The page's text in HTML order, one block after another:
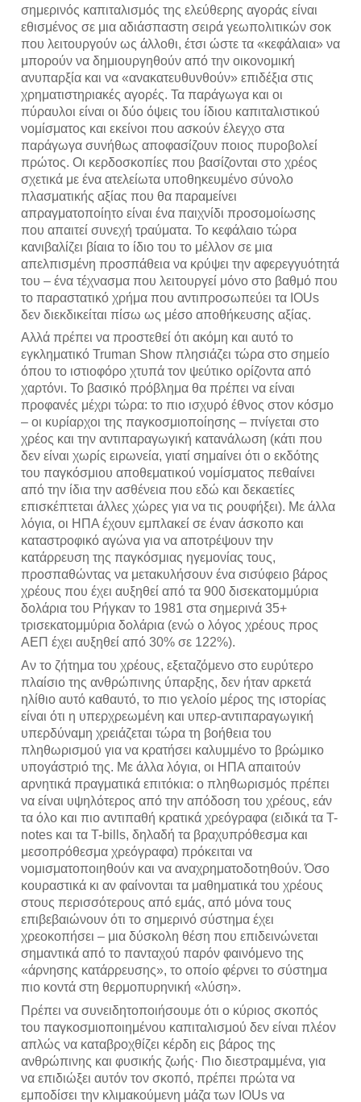
σημερινός καπιταλισμός της ελεύθερης αγοράς είναι
εθισμένος σε μια αδιάσπαστη σειρά γεωπολιτικών σοκ
που λειτουργούν ως άλλοθι, έτσι ώστε τα «κεφάλαια» να
μπορούν να δημιουργηθούν από την οικονομική
ανυπαρξία και να «ανακατευθυνθούν» επιδέξια στις
χρηματιστηριακές αγορές. Τα παράγωγα και οι
πύραυλοι είναι οι δύο όψεις του ίδιου καπιταλιστικού
νομίσματος και εκείνοι που ασκούν έλεγχο στα
παράγωγα συνήθως αποφασίζουν ποιος πυροβολεί
πρώτος. Οι κερδοσκοπίες που βασίζονται στο χρέος
σχετικά με ένα ατελείωτα υποθηκευμένο σύνολο
πλασματικής αξίας που θα παραμείνει
απραγματοποίητο είναι ένα παιχνίδι προσομοίωσης
που απαιτεί συνεχή τραύματα. Το κεφάλαιο τώρα
κανιβαλίζει βίαια το ίδιο του το μέλλον σε μια
απελπισμένη προσπάθεια να κρύψει την αφερεγγυότητά
του – ένα τέχνασμα που λειτουργεί μόνο στο βαθμό που
το παραστατικό χρήμα που αντιπροσωπεύει τα IOUs
δεν διεκδικείται πίσω ως μέσο αποθήκευσης αξίας.
Αλλά πρέπει να προστεθεί ότι ακόμη και αυτό το
εγκληματικό Truman Show πλησιάζει τώρα στο σημείο
όπου το ιστιοφόρο χτυπά τον ψεύτικο ορίζοντα από
χαρτόνι. Το βασικό πρόβλημα θα πρέπει να είναι
προφανές μέχρι τώρα: το πιο ισχυρό έθνος στον κόσμο
– οι κυρίαρχοι της παγκοσμιοποίησης – πνίγεται στο
χρέος και την αντιπαραγωγική κατανάλωση (κάτι που
δεν είναι χωρίς ειρωνεία, γιατί σημαίνει ότι ο εκδότης
του παγκόσμιου αποθεματικού νομίσματος πεθαίνει
από την ίδια την ασθένεια που εδώ και δεκαετίες
επισκέπτεται άλλες χώρες για να τις ρουφήξει). Με άλλα
λόγια, οι ΗΠΑ έχουν εμπλακεί σε έναν άσκοπο και
καταστροφικό αγώνα για να αποτρέψουν την
κατάρρευση της παγκόσμιας ηγεμονίας τους,
προσπαθώντας να μετακυλήσουν ένα σισύφειο βάρος
χρέους που έχει αυξηθεί από τα 900 δισεκατομμύρια
δολάρια του Ρήγκαν το 1981 στα σημερινά 35+
τρισεκατομμύρια δολάρια (ενώ ο λόγος χρέους προς
ΑΕΠ έχει αυξηθεί από 30% σε 122%).
Αν το ζήτημα του χρέους, εξεταζόμενο στο ευρύτερο
πλαίσιο της ανθρώπινης ύπαρξης, δεν ήταν αρκετά
ηλίθιο αυτό καθαυτό, το πιο γελοίο μέρος της ιστορίας
είναι ότι η υπερχρεωμένη και υπερ-αντιπαραγωγική
υπερδύναμη χρειάζεται τώρα τη βοήθεια του
πληθωρισμού για να κρατήσει καλυμμένο το βρώμικο
υπογάστριό της. Με άλλα λόγια, οι ΗΠΑ απαιτούν
αρνητικά πραγματικά επιτόκια: ο πληθωρισμός πρέπει
να είναι υψηλότερος από την απόδοση του χρέους, εάν
τα όλο και πιο αντιπαθή κρατικά χρεόγραφα (ειδικά τα T-
notes και τα T-bills, δηλαδή τα βραχυπρόθεσμα και
μεσοπρόθεσμα χρεόγραφα) πρόκειται να
νομισματοποιηθούν και να αναχρηματοδοτηθούν. Όσο
κουραστικά κι αν φαίνονται τα μαθηματικά του χρέους
στους περισσότερους από εμάς, από μόνα τους
επιβεβαιώνουν ότι το σημερινό σύστημα έχει
χρεοκοπήσει – μια δύσκολη θέση που επιδεινώνεται
σημαντικά από το πανταχού παρόν φαινόμενο της
«άρνησης κατάρρευσης», το οποίο φέρνει το σύστημα
πιο κοντά στη θερμοπυρηνική «λύση».
Πρέπει να συνειδητοποιήσουμε ότι ο κύριος σκοπός
του παγκοσμιοποιημένου καπιταλισμού δεν είναι πλέον
απλώς να καταβροχθίζει κέρδη εις βάρος της
ανθρώπινης και φυσικής ζωής· Πιο διεστραμμένα, για
να επιδιώξει αυτόν τον σκοπό, πρέπει πρώτα να
εμποδίσει την κλιμακούμενη μάζα των IOUs να